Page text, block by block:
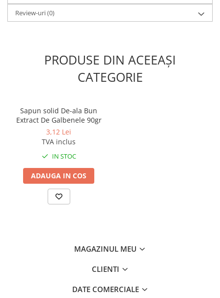
Review-uri(0)
PRODUSE DIN ACEEAȘI
CATEGORIE
Sapun solid De-ala Bun
Extract De Galbenele 90gr
3,12 Lei
TVA inclus
IN STOC
ADAUGA IN COS
MAGAZINUL MEU
CLIENTI
DATE COMERCIALE